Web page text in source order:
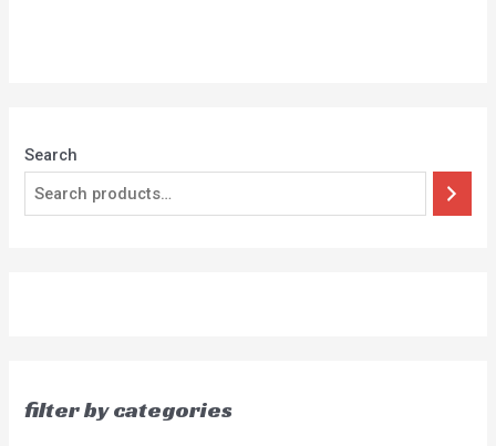
Search
filter by categories